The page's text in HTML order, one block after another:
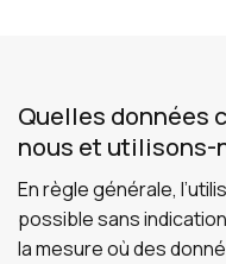
Quelles données
nous et utilisons-
En règle générale,
possible sans
la mesure où des